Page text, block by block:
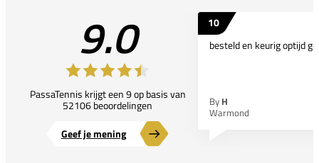
9.0
PassaTennis krijgt een 9 op basis van
52106 beoordelingen
Geef je mening
10
besteld en keurig optijd
By H
Warmond